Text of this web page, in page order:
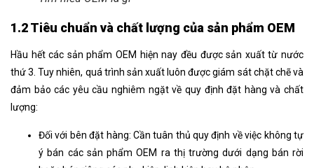
1.2 Tiêu chuẩn và chất lượng của sản phẩm OEM
Hầu hết các sản phẩm OEM hiện nay đều được sản xuất từ nước
thứ 3. Tuy nhiên, quá trình sản xuất luôn được giám sát chặt chẽ và
đảm bảo các yêu cầu nghiêm ngặt về quy định đặt hàng và chất
lượng:
Đối với bên đặt hàng: Cần tuân thủ quy định về việc không tự
ý bán các sản phẩm OEM ra thị trường dưới dạng bán rời